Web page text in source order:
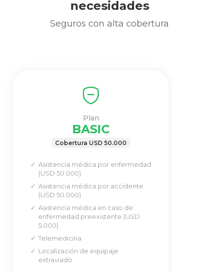
necesidades
Seguros con alta cobertura
Plan
BASIC
Cobertura USD 50.000
Asistencia médica por enfermedad
(USD 50.000)
Asistencia médica por accidente
(USD 50.000)
Asistencia médica en caso de
enfermedad preexistente (USD
5.000)
Telemedicina
Localización de equipaje
extraviado